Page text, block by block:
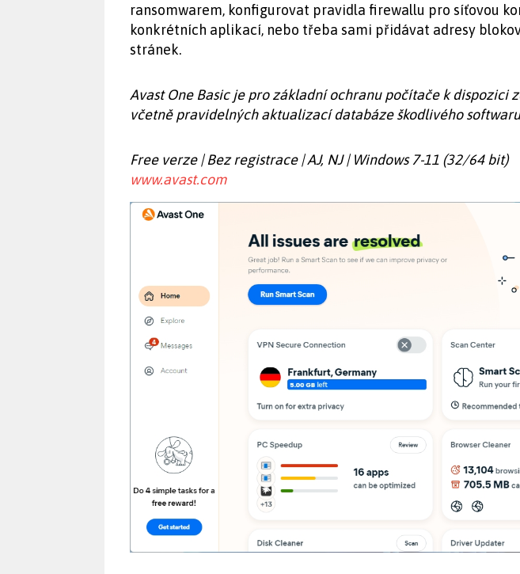
ransomwarem, konfigurovat pravidla firewallu pro síťovou
konkrétních aplikací, nebo třeba sami přidávat adresy
stránek.
Avast One Basic je pro základní ochranu počítače k dispozici
včetně pravidelných aktualizací databáze škodlivého
Free verze | Bez registrace | AJ, NJ | Windows 7-11 (32/64 bit)
www.avast.com